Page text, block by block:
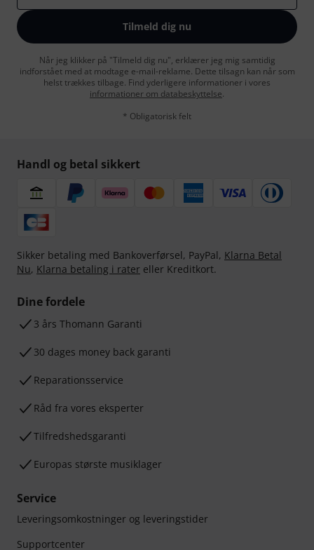
Tilmeld dig nu
Når jeg klikker på "Tilmeld dig nu", erklærer jeg mig samtidig
indforstået med at modtage e-mail-reklame. Dette tilsagn kan når som
helst trækkes tilbage. Find yderligere informationer i vores
informationer om databeskyttelse.
* Obligatorisk felt
Handl og betal sikkert
Sikker betaling med Bankoverførsel, PayPal, Klarna Betal
Nu, Klarna betaling i rater eller Kreditkort.
Dine fordele
3 års Thomann Garanti
30 dages money back garanti
Reparationsservice
Råd fra vores eksperter
Tilfredshedsgaranti
Europas største musiklager
Service
Leveringsomkostninger og leveringstider
Supportcenter